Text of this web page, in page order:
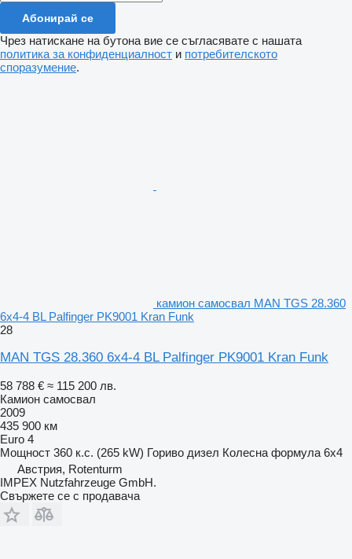
Абонирай се
Чрез натискане на бутона вие се съгласявате с нашата
политика за конфиденциалност и потребителското
споразумение.
камион самосвал MAN TGS 28.360
6x4-4 BL Palfinger PK9001 Kran Funk
28
MAN TGS 28.360 6x4-4 BL Palfinger PK9001 Kran Funk
58 788 € ≈ 115 200 лв.
Камион самосвал
2009
435 900 км
Euro 4
Мощност 360 к.с. (265 kW) Гориво дизел Колесна формула 6x4
Австрия, Rotenturm
IMPEX Nutzfahrzeuge GmbH.
Свържете се с продавача